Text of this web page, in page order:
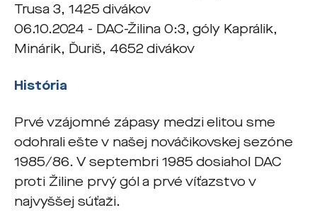
Trusa 3, 1425 divákov
06.10.2024 - DAC-Žilina 0:3, góly Kaprálik,
Minárik, Ďuriš, 4652 divákov
História
Prvé vzájomné zápasy medzi elitou sme
odohrali ešte v našej nováčikovskej sezóne
1985/86. V septembri 1985 dosiahol DAC
proti Žiline prvý gól a prvé víťazstvo v
najvyššej súťaži.